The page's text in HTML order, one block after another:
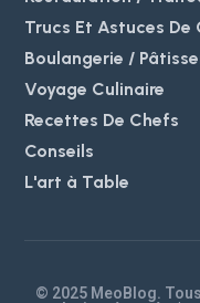
Trucs Et Astuces De
Boulangerie /
Voyage Culinaire
Recettes De Chefs
Conseils
L'art à Table
© 2025 MeoBlog. Tous